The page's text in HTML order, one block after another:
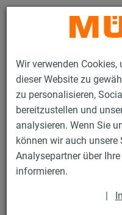
Wir verwenden
dieser Website zu
zu personalisieren,
bereitzustellen und
analysieren. Wenn Sie
können wir auch unsere
Analysepartner über
informieren.
|
Produkte
MPR-Trägerkrallen